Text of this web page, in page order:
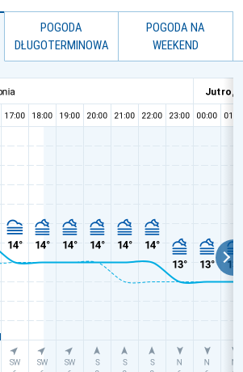
POGODA
DŁUGOTERMINOWA
POGODA NA
WEEKEND